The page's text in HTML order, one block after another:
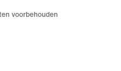
voorbehouden